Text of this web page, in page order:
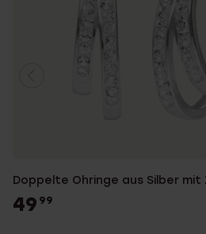
Doppelte Ohringe aus Silber mit
49 99